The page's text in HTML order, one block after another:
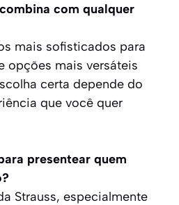
com qualquer
mais sofisticados para
opções mais versáteis
certa depende do
que você quer
presentear quem
Strauss, especialmente